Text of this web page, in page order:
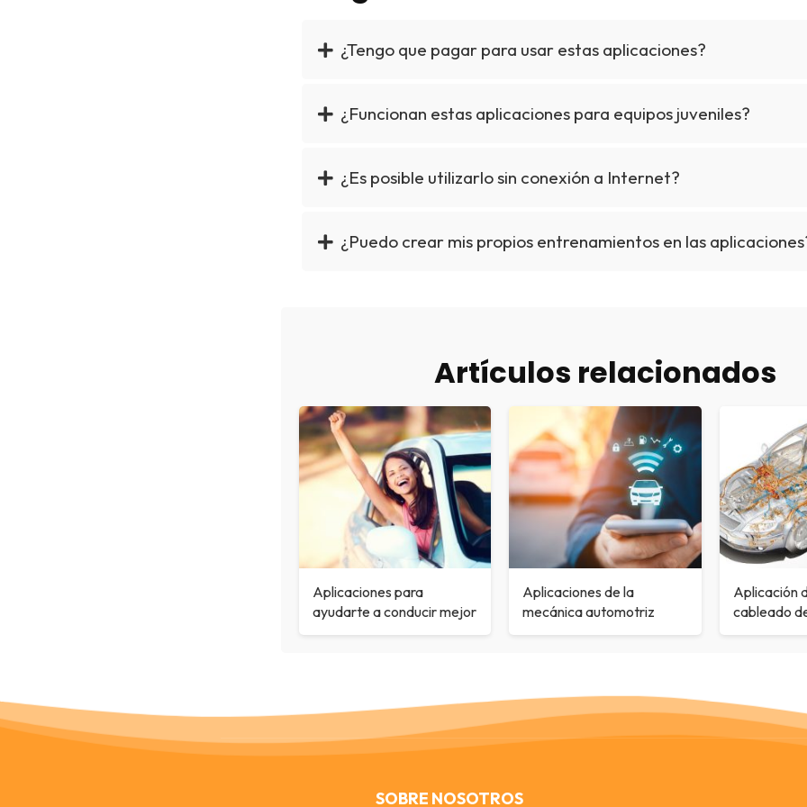
¿Tengo que pagar para usar estas aplicaciones?
¿Funcionan estas aplicaciones para equipos juveniles?
¿Es posible utilizarlo sin conexión a Internet?
¿Puedo crear mis propios entrenamientos en las
Artículos relacionados
Aplicaciones para
ayudarte a conducir mejor
Aplicaciones de la
mecánica automotriz
Aplicación
cableado
SOBRE NOSOTROS